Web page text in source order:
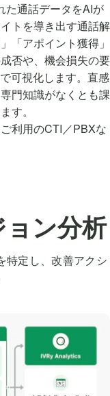
た通話データをAIが
トを導き出す通話解
「アポイント獲得」
否や、機会損失の要
可視化します。直感
門知識がなくとも課
す。
利用のCTI／PBXな
ン分析
特定し、改善アクシ